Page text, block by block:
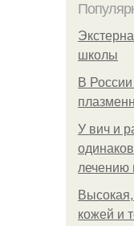
школы
В
У вич и
лечению
кожей и